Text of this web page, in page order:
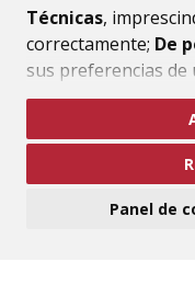
Técnicas,
correctamente; De
sus preferencias de
mejorar el
Si acepta pulsando
consideramos que
ninguna acción, se
Panel de